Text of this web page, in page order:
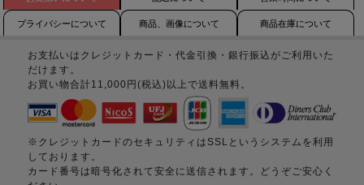
プライバシーについて 商品、画像について 商品在庫について
お支払いはクレジットカード・代金引換・銀行振込がご利用いた
だけます。
お買い物合計11,000円(税込)以上で送料無料。
※クレジットカードのセキュリティはSSLというシステムを利用
しております。
カード番号は暗号化されて安全に送信されます。どうぞご安心く